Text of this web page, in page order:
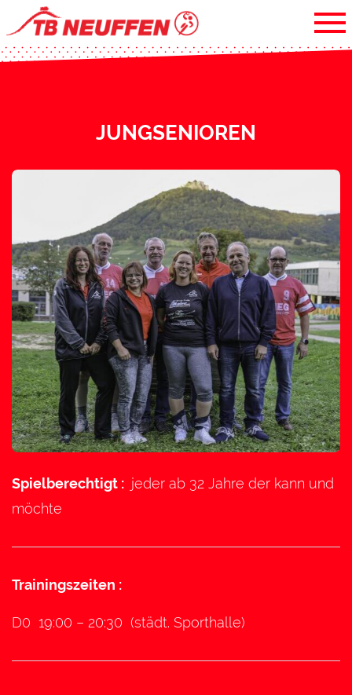
JUNGSENIOREN
Spielberechtigt : jeder ab 32 Jahre der kann und
möchte
Trainingszeiten :
D0 19:00 – 20:30 (städt. Sporthalle)